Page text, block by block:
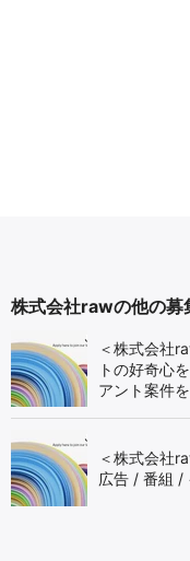
株式会社rawの他の募
＜株式会社
トの好奇心
アント案件
＜株式会社
広告 / 番組 /